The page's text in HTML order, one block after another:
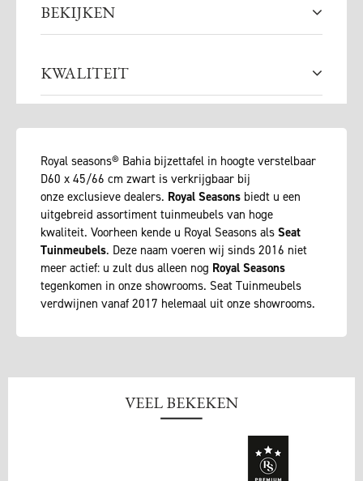
BEKIJKEN
KWALITEIT
Royal seasons® Bahia bijzettafel in hoogte verstelbaar
D60 x 45/66 cm zwart is verkrijgbaar bij
onze exclusieve dealers. Royal Seasons biedt u een
uitgebreid assortiment tuinmeubels van hoge
kwaliteit. Voorheen kende u Royal Seasons als Seat
Tuinmeubels. Deze naam voeren wij sinds 2016 niet
meer actief: u zult dus alleen nog Royal Seasons
tegenkomen in onze showrooms. Seat Tuinmeubels
verdwijnen vanaf 2017 helemaal uit onze showrooms.
VEEL BEKEKEN